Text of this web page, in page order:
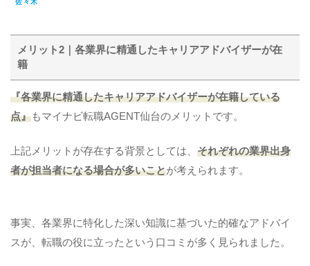
佐々木
メリット2｜各業界に精通したキャリアアドバイザーが在
籍
『各業界に精通したキャリアアドバイザーが在籍している
点』もマイナビ転職AGENT仙台のメリットです。
上記メリットが存在する背景としては、 それぞれの業界出身
者が担当者になる場合が多いことが考えられます。
事実、各業界に特化した深い知識に基づいた的確なアドバイ
スが、転職の役に立ったという口コミが多く見られました。